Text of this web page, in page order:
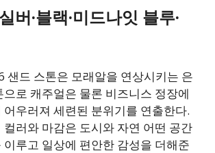
버·블랙·미드나잇 블루·
샌드 스톤은 모래알을 연상시키는 은
로 캐주얼은 물론 비즈니스 정장에
어우러져 세련된 분위기를 연출한다.
컬러와 마감은 도시와 자연 어떤 공간
이루고 일상에 편안한 감성을 더해준